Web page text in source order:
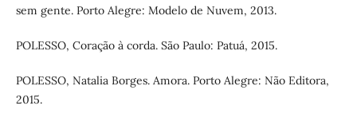
sem gente. Porto Alegre: Modelo de Nuvem, 2013.
POLESSO, Coração à corda. São Paulo: Patuá, 2015.
POLESSO, Natalia Borges. Amora. Porto Alegre: Não Editora,
2015.